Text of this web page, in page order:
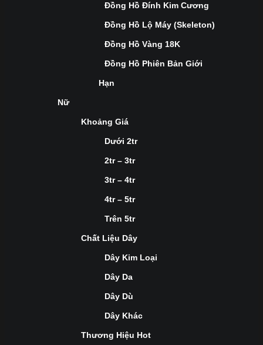
Đồng Hồ Đính Kim Cương
Đồng Hồ Lộ Máy (Skeleton)
Đồng Hồ Vàng 18K
Đồng Hồ Phiên Bản Giới
Hạn
Nữ
Khoảng Giá
Dưới 2tr
2tr – 3tr
3tr – 4tr
4tr – 5tr
Trên 5tr
Chất Liệu Dây
Dây Kim Loại
Dây Da
Dây Dù
Dây Khác
Thương Hiệu Hot